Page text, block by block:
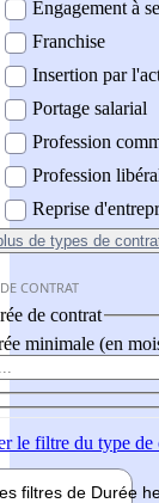
Engagement à
Franchise
Insertion par
Portage salarial
Profession
Profession
Reprise
de types de
CONTRAT
de contrat
minimale (en
le filtre du type de
filtres de Durée